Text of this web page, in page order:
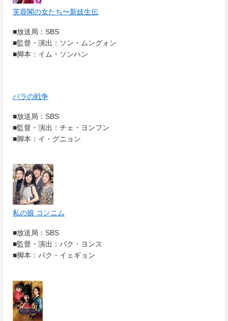
芙蓉閣の女たち〜新妓生伝
■放送局：SBS
■監督・演出：ソン・ムングォン
■脚本：イム・ソンハン
バラの戦争
■放送局：SBS
■監督・演出：チェ・ヨンフン
■脚本：イ・グニョン
私の娘 コンニム
■放送局：SBS
■監督・演出：パク・ヨンス
■脚本：パク・イェギョン